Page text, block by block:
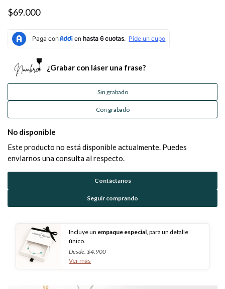
$69.000
¿Grabar con láser una frase?
Sin grabado
Con grabado
No disponible
Este producto no está disponible actualmente. Puedes
enviarnos una consulta al respecto.
Contáctanos
Seguir comprando
Incluye un empaque especial , para un detalle
único.
Desde: $4.900
Ver más